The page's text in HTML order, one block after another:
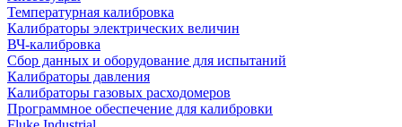
Температурная калибровка
Калибраторы электрических величин
ВЧ-калибровка
Сбор данных и оборудование для испытаний
Калибраторы давления
Калибраторы газовых расходомеров
Программное обеспечение для калибровки